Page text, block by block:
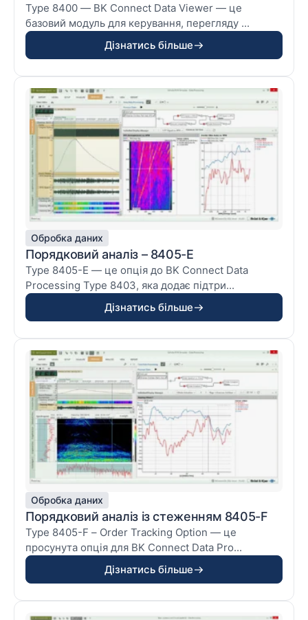
Type 8400 — BK Connect Data Viewer — це
базовий модуль для керування, перегляду ...
Дізнатись більше
Обробка даних
Порядковий аналіз – 8405-E
Type 8405-E — це опція до BK Connect Data
Processing Type 8403, яка додає підтри...
Дізнатись більше
Обробка даних
Порядковий аналіз із стеженням 8405-F
Type 8405-F – Order Tracking Option — це
просунута опція для BK Connect Data Pro...
Дізнатись більше